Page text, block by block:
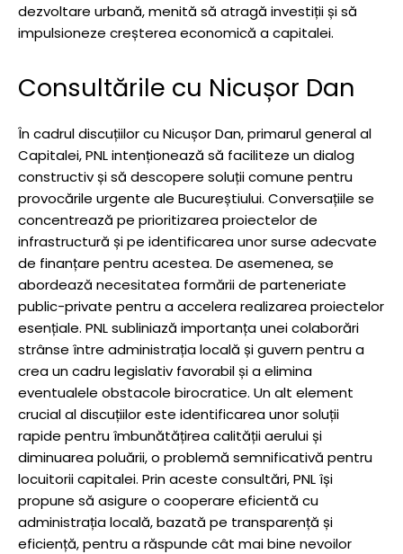
dezvoltare urbană, menită să atragă investiții și să
impulsioneze creșterea economică a capitalei.
Consultările cu Nicușor Dan
În cadrul discuțiilor cu Nicușor Dan, primarul general al
Capitalei, PNL intenționează să faciliteze un dialog
constructiv și să descopere soluții comune pentru
provocările urgente ale Bucureștiului. Conversațiile se
concentrează pe prioritizarea proiectelor de
infrastructură și pe identificarea unor surse adecvate
de finanțare pentru acestea. De asemenea, se
abordează necesitatea formării de parteneriate
public-private pentru a accelera realizarea proiectelor
esențiale. PNL subliniază importanța unei colaborări
strânse între administrația locală și guvern pentru a
crea un cadru legislativ favorabil și a elimina
eventualele obstacole birocratice. Un alt element
crucial al discuțiilor este identificarea unor soluții
rapide pentru îmbunătățirea calității aerului și
diminuarea poluării, o problemă semnificativă pentru
locuitorii capitalei. Prin aceste consultări, PNL își
propune să asigure o cooperare eficientă cu
administrația locală, bazată pe transparență și
eficiență, pentru a răspunde cât mai bine nevoilor